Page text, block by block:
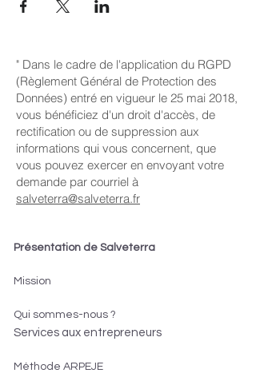
" Dans le cadre de l'application du RGPD
(Règlement Général de Protection des
Données) entré en vigueur le 25 mai 2018,
vous bénéficiez d'un droit d'accès, de
rectification ou de suppression aux
informations qui vous concernent, que
vous pouvez exercer en envoyant votre
demande par courriel à
salveterra@salveterra.fr
Présentation de Salveterra
Mission
Qui sommes-nous ?
Services aux entrepreneurs
Méthode ARPEJE